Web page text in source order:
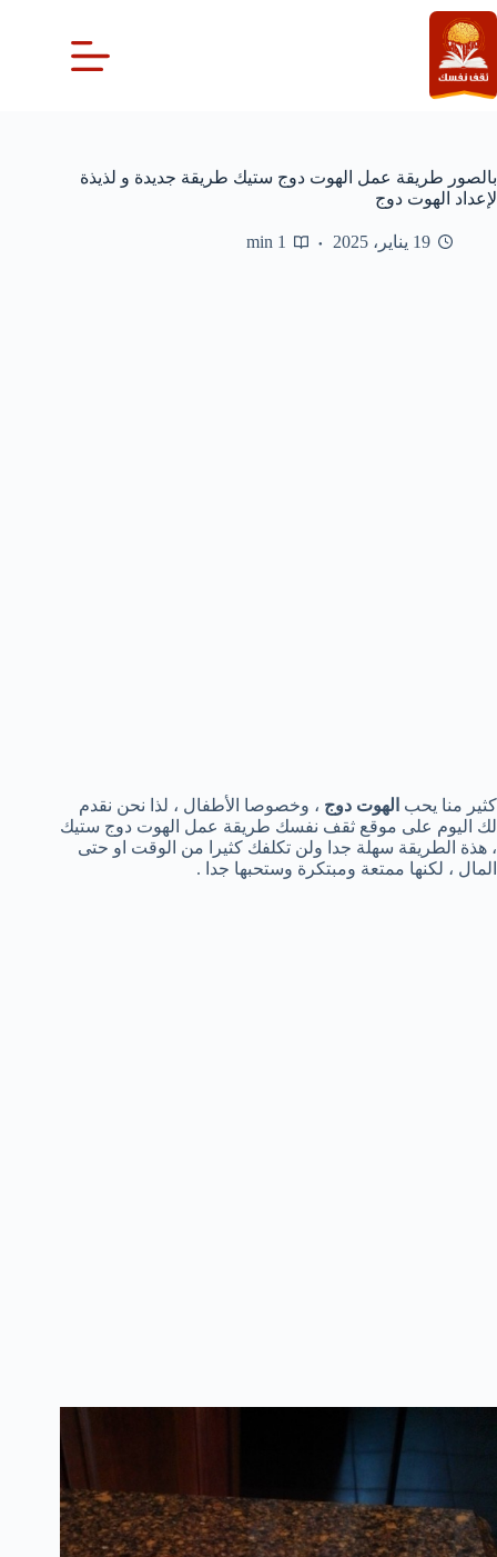
التجاوز
إلى
المحتوى
بالصور طريقة عمل الهوت دوج ستيك طريقة جديدة و لذيذة
لإعداد الهوت دوج
19 يناير، 2025 1 min
كثير منا يحب الهوت دوج ، وخصوصا الأطفال ، لذا نحن نقدم
لك اليوم على موقع ثقف نفسك طريقة عمل الهوت دوج ستيك
، هذة الطريقة سهلة جدا ولن تكلفك كثيرا من الوقت او حتى
المال ، لكنها ممتعة ومبتكرة وستحبها جدا .